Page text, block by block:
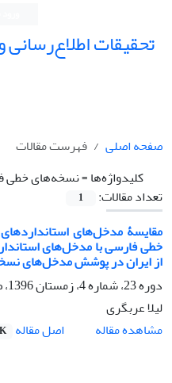
تحقیقات اطلاع‌رسانی
صفحه اصلی
فهرست مقالات
کلیدواژه‌ها =نسخه‌های خطی
تعداد مقالات:
1
مقایسۀ مدخل‌های
خطی فارسی با مدخل‌های
از ایران در پوشش مدخل‌های
دوره 23، شماره 4، زمستان 1396، صفحه
لیلا عربگری
مشاهده مقاله
اصل مقاله